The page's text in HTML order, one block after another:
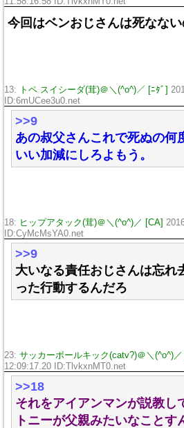
今回はベンおじさんは死なない
13: トペ スイシーダ(茸)＠＼(^o^)／ [ﾆﾀﾞ]
ID:6mUCee3u0.net
>>9
あの叔父さんこれで死ぬの何
いい加減にしろよもう。
18: ヒップアタック(茸)＠＼(^o^)／ [CA]
ID:CyMcMsYA0.net
>>9
大いなる責任おじさんは忘れ
った行動するんだろ
23: サッカーボールキック(catv?)＠＼(^o^)／
12:09:17.20 ID:TlvkxnMT0.net
>>18
それをアイアンマンが説教し
トニーが父親みたいなことす